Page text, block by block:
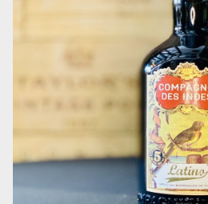
Politique de confidentialité
Politique de cookies (UE)
Qui sommes nous ?
Validation de la commande
Wishlist